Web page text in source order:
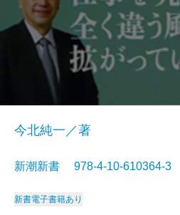
今北純一／著
新潮新書 978-4-10-610364-
新書電子書籍あり